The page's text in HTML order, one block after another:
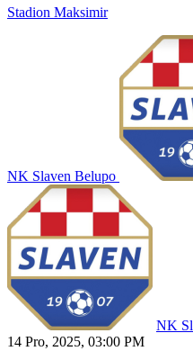
Stadion Maksimir
NK Slaven Belupo
NK
14 Pro, 2025, 03:00 PM